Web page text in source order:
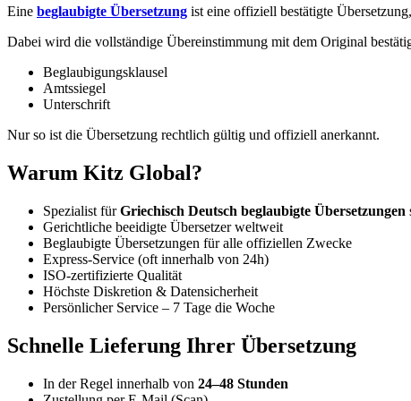
Eine beglaubigte Übersetzung ist eine offiziell bestätigte
Dabei wird die vollständige Übereinstimmung mit dem Original
Beglaubigungsklausel
Amtssiegel
Unterschrift
Nur so ist die Übersetzung rechtlich gültig und offiziell anerkannt.
Warum Kitz Global?
Spezialist fürGriechisch Deutsch beglaubigte Übersetzungen
Gerichtliche beeidigte Übersetzer weltweit
Beglaubigte Übersetzungen für alle offiziellen Zwecke
Express-Service (oft innerhalb von 24h)
ISO-zertifizierte Qualität
Höchste Diskretion & Datensicherheit
Persönlicher Service – 7 Tage die Woche
Schnelle Lieferung Ihrer Übersetzung
In der Regel innerhalb von 24–48 Stunden